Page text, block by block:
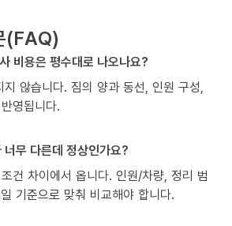
(FAQ)
비용은 평수대로 나오나요?
않습니다. 짐의 양과 동선, 인원 구성,
영됩니다.
무 다른데 정상인가요?
건 차이에서 옵니다. 인원/차량, 정리 범
기준으로 맞춰 비교해야 합니다.